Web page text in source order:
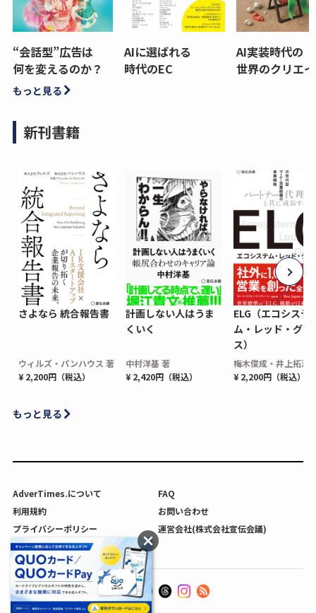
“会話型”広告は
何を変えるのか？
AIに選ばれる
時代のEC
AI実装時代の
世界のクリエ
もっと見る
新刊書籍
さよなら 統合報告書
ウィルズ・パンハウス 著
¥ 2,200円（税込）
計画しない人はうま
くいく
中村洋基 著
¥ 2,420円（税込）
ELG（エコシステ
ム・レッド・グロ
ス）
梅木俊成・井上拓海
¥ 2,200円（税込）
もっと見る
AdverTimes.について
FAQ
利用規約
お問い合わせ
プライバシーポリシー
運営会社(株式会社宣伝会議)
利用者情報の外部送信について